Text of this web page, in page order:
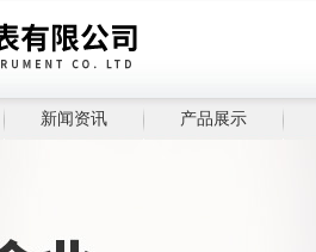
新闻资讯 产品展示